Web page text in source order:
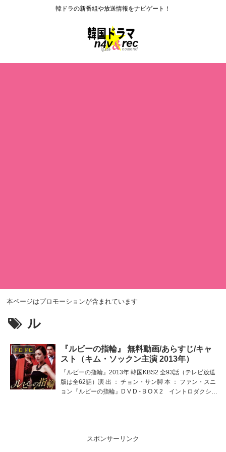
韓ドラの新番組や放送情報をナビゲート！
本ページはプロモーションが含まれています
ル
ドロドロ
『ルビーの指輪』 無料動画/あらすじ/キャ
スト（キム・ソックン主演 2013年）
『ルビーの指輪』2013年 韓国KBS2 全93話（テレビ放送
版は全62話）演 出 ： チョン・サン脚 本 ： ファン・スニ
ョン『ルビーの指輪』D V D - B O X 2 イントロダクショ
スポンサーリンク